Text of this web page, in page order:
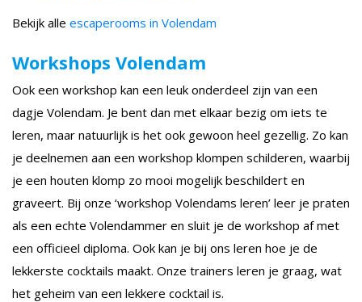
Bekijk alle escaperooms in Volendam
Workshops Volendam
Ook een workshop kan een leuk onderdeel zijn van een
dagje Volendam. Je bent dan met elkaar bezig om iets te
leren, maar natuurlijk is het ook gewoon heel gezellig. Zo kan
je deelnemen aan een workshop klompen schilderen, waarbij
je een houten klomp zo mooi mogelijk beschildert en
graveert. Bij onze ‘workshop Volendams leren’ leer je praten
als een echte Volendammer en sluit je de workshop af met
een officieel diploma. Ook kan je bij ons leren hoe je de
lekkerste cocktails maakt. Onze trainers leren je graag, wat
het geheim van een lekkere cocktail is.